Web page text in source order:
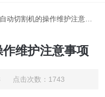
动切割机的操作维护注意事项
维护注意事项
点击次数：1743